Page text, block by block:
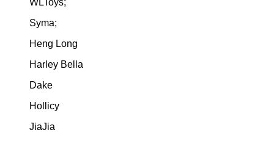
Syma;
Heng Long
Harley Bella
Dake
Hollicy
JiaJia